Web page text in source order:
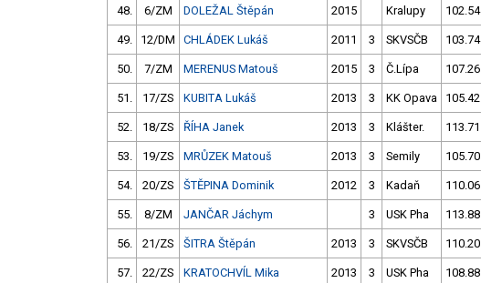
48. 6/ZM DOLEŽAL Štěpán 2015 Kralupy 102.54
49. 12/DM CHLÁDEK Lukáš 2011 3 SKVSČB 103.74
50. 7/ZM MERENUS Matouš 2015 3 Č.Lípa 107.26
51. 17/ZS KUBITA Lukáš 2013 3 KK Opava 105.42
52. 18/ZS ŘÍHA Janek 2013 3 Klášter. 113.71
53. 19/ZS MRŮZEK Matouš 2013 3 Semily 105.70
54. 20/ZS ŠTĚPINA Dominik 2012 3 Kadaň 110.06
55. 8/ZM JANČAR Jáchym 3 USK Pha 113.88
56. 21/ZS ŠITRA Štěpán 2013 3 SKVSČB 110.20
57. 22/ZS KRATOCHVÍL Mika 2013 3 USK Pha 108.88